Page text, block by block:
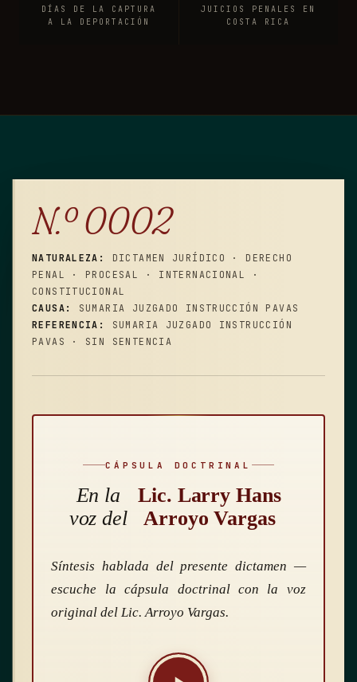
DÍAS DE LA CAPTURA
A LA DEPORTACIÓN
JUICIOS PENALES EN
COSTA RICA
N.º 0002
NATURALEZA:
DICTAMEN JURÍDICO · DERECHO
PENAL · PROCESAL · INTERNACIONAL ·
CONSTITUCIONAL
CAUSA:
SUMARIA JUZGADO INSTRUCCIÓN PAVAS
REFERENCIA:
SUMARIA JUZGADO INSTRUCCIÓN
PAVAS · SIN SENTENCIA
CÁPSULA DOCTRINAL
En la
voz del
Lic. Larry Hans
Arroyo Vargas
Síntesis hablada del presente dictamen —
escuche la cápsula doctrinal con la voz
original del Lic. Arroyo Vargas.